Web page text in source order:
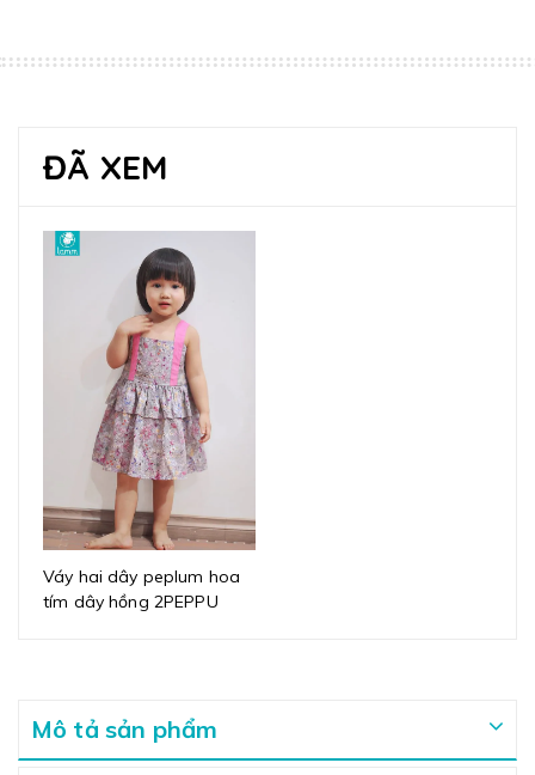
ĐÃ XEM
Váy hai dây peplum hoa
tím dây hồng 2PEPPU
Mô tả sản phẩm